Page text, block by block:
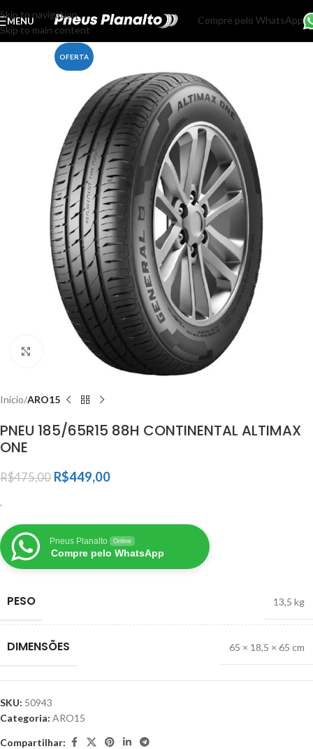
Skip to navigation
Skip to main content
MENU Compre pelo WhatsApp
OFERTA
Clique para ampliar
Início ARO15
PNEU 185/65R15 88H CONTINENTAL ALTIMAX
ONE
R$475,00 R$449,00
.
Pneus Planalto Online
Compre pelo WhatsApp
PESO 13,5 kg
DIMENSÕES 65 × 18,5 × 65 cm
SKU: 50943
Categoria: ARO15
Compartilhar: